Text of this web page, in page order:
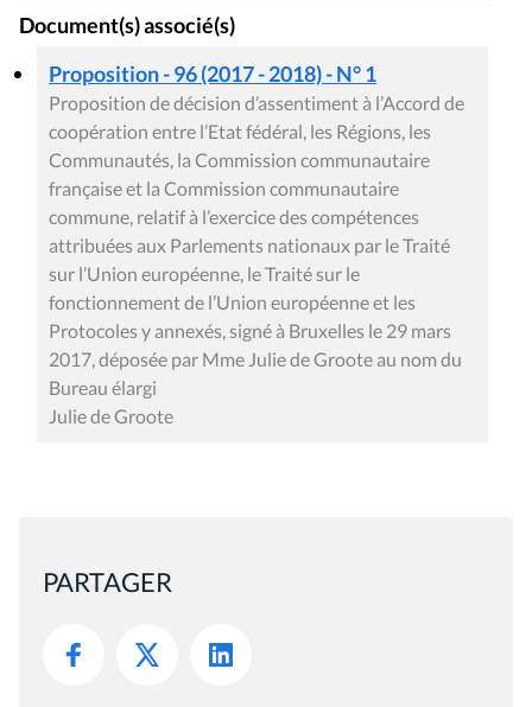
Document(s) associé(s)
Proposition - 96 (2017 - 2018) - N° 1
Proposition de décision d’assentiment à l’Accord de
coopération entre l’Etat fédéral, les Régions, les
Communautés, la Commission communautaire
française et la Commission communautaire
commune, relatif à l’exercice des compétences
attribuées aux Parlements nationaux par le Traité
sur l’Union européenne, le Traité sur le
fonctionnement de l’Union européenne et les
Protocoles y annexés, signé à Bruxelles le 29 mars
2017, déposée par Mme Julie de Groote au nom du
Bureau élargi
Julie de Groote
PARTAGER